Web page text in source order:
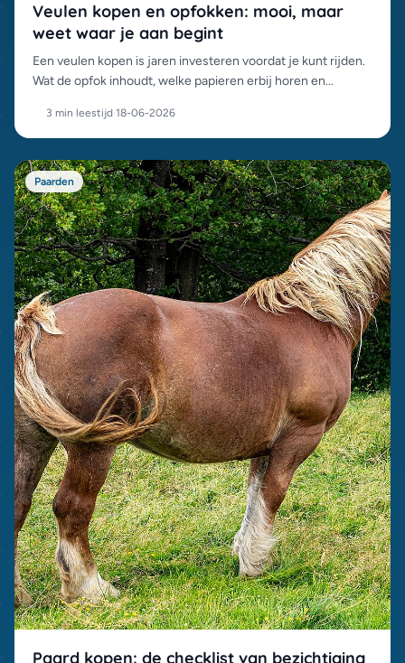
Veulen kopen en opfokken: mooi, maar
weet waar je aan begint
Een veulen kopen is jaren investeren voordat je kunt rijden.
Wat de opfok inhoudt, welke papieren erbij horen en
3 min leestijd·18-06-2026
Paarden
Paard kopen: de checklist van bezichtiging